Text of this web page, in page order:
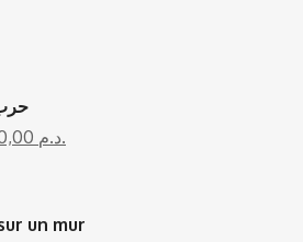
101
د.م.
un mur